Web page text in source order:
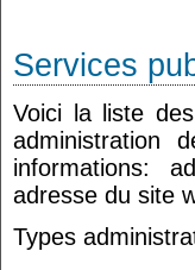
Services
Voici la liste
administration
informations:
adresse du site
Types